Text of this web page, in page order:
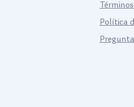
Política